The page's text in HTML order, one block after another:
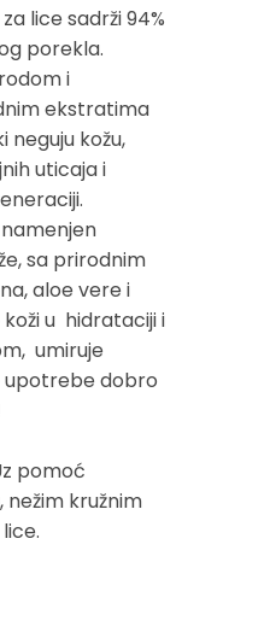
lice sadrži 94%
porekla.
i
ekstratima
neguju kožu,
uticaja i
sa prirodnim
aloe vere i
u hidrataciji i
umiruje
upotrebe dobro
pomoć
kružnim